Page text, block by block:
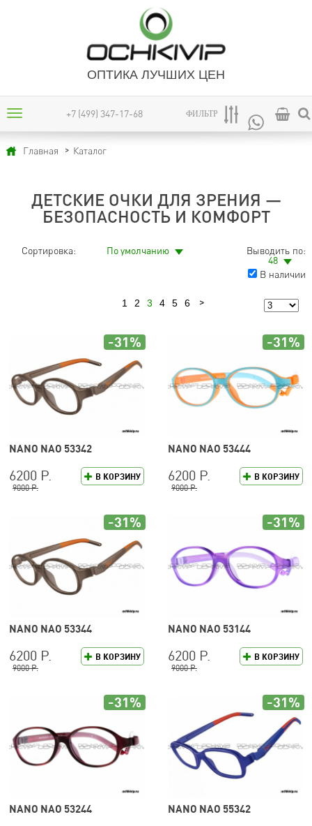
ОПТИКА ЛУЧШИХ ЦЕН
+7 (499) 347-17-68 ФИЛЬТР
Главная Каталог
ДЕТСКИЕ ОЧКИ ДЛЯ ЗРЕНИЯ —
БЕЗОПАСНОСТЬ И КОМФОРТ
Сортировка: По умолчанию
Выводить по:
48
В наличии
Предыдущая
1 2 3 4 5 6
NANO NAO 53342
В КОРЗИНУ
6200 Р.
9000 Р.
-31%
NANO NAO 53444
В КОРЗИНУ
6200 Р.
9000 Р.
-31%
NANO NAO 53344
В КОРЗИНУ
6200 Р.
9000 Р.
-31%
NANO NAO 53144
В КОРЗИНУ
6200 Р.
9000 Р.
-31%
NANO NAO 53244
-31%
NANO NAO 55342
-31%